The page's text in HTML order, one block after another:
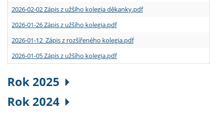
2026-02-02 Zápis z užšího kolegia děkanky.pdf
2026-01-26 Zápis z užšího kolegia.pdf
2026-01-12 Zápis z rozšířeného kolegia.pdf
2026-01-05 Zápis z užšího kolegia.pdf
Rok 2025
Rok 2024